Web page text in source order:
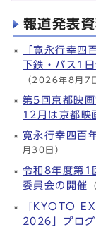
報道発表
「寛永行幸四
下鉄・バス1
（2026年8月7
第5回京都映
12月は京都映
寛永行幸四百
月30日）
令和8年度第1
委員会の開催
「KYOTO
2026」プログ